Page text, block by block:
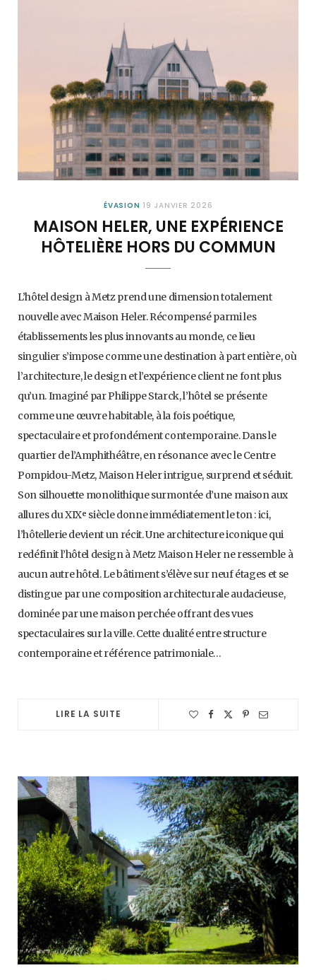
ÉVASION 19 JANVIER 2026
MAISON HELER, UNE EXPÉRIENCE
HÔTELIÈRE HORS DU COMMUN
L’hôtel design à Metz prend une dimension totalement
nouvelle avec Maison Heler. Récompensé parmi les
établissements les plus innovants au monde, ce lieu
singulier s’impose comme une destination à part entière, où
l’architecture, le design et l’expérience client ne font plus
qu’un. Imaginé par Philippe Starck, l’hôtel se présente
comme une œuvre habitable, à la fois poétique,
spectaculaire et profondément contemporaine. Dans le
quartier de l’Amphithéâtre, en résonance avec le Centre
Pompidou-Metz, Maison Heler intrigue, surprend et séduit.
Son silhouette monolithique surmontée d’une maison aux
allures du XIXᵉ siècle donne immédiatement le ton : ici,
l’hôtellerie devient un récit. Une architecture iconique qui
redéfinit l’hôtel design à Metz Maison Heler ne ressemble à
aucun autre hôtel. Le bâtiment s’élève sur neuf étages et se
distingue par une composition architecturale audacieuse,
dominée par une maison perchée offrant des vues
spectaculaires sur la ville. Cette dualité entre structure
contemporaine et référence patrimoniale…
LIRE LA SUITE